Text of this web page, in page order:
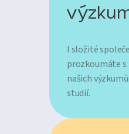
I složité
prozkoumáte
našich
studií.